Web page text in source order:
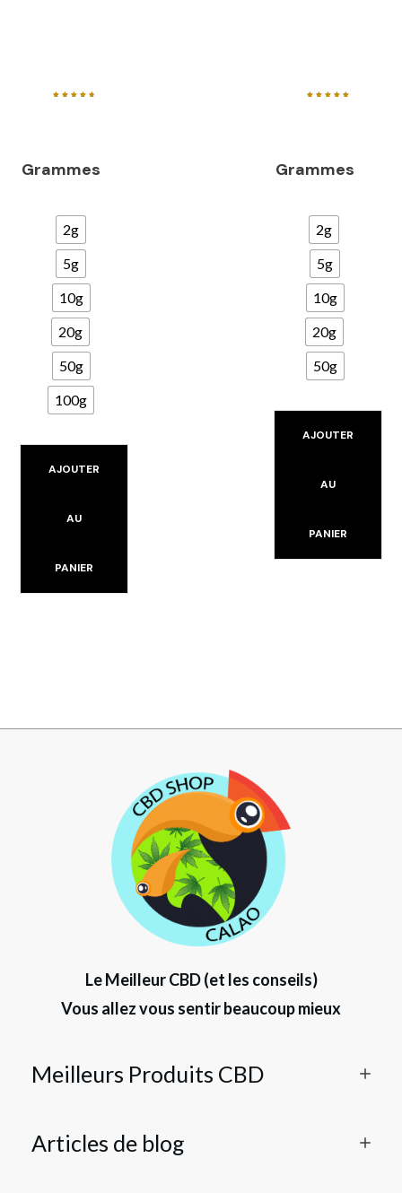
Grammes
2g
5g
10g
20g
50g
100g
AJOUTER
AU
PANIER
Grammes
2g
5g
10g
20g
50g
AJOUTER
AU
PANIER
Le Meilleur CBD (et les conseils)
Vous allez vous sentir beaucoup mieux
Meilleurs Produits CBD
Articles de blog